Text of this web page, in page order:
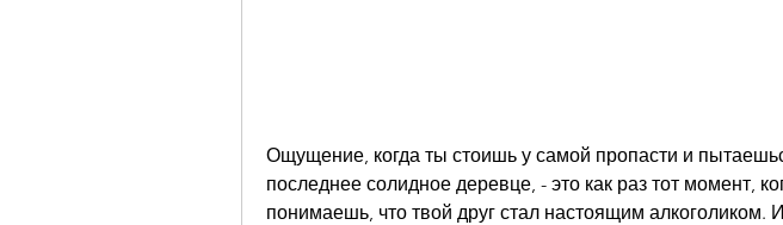
Ощущение, когда ты стоишь у самой пропасти и
последнее солидное деревце, - это как раз тот момент,
понимаешь, что твой друг стал настоящим алкоголиком.